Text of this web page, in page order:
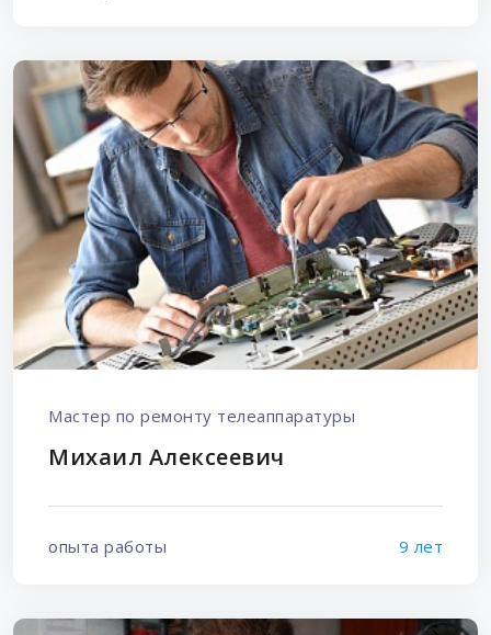
Мастер по ремонту телеаппаратуры
Михаил Алексеевич
опыта работы 9 лет